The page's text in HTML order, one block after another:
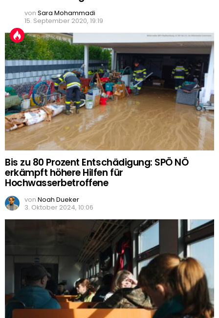
von Sara Mohammadi
15. September 2020, 19:19
Bis zu 80 Prozent Entschädigung: SPÖ NÖ
erkämpft höhere Hilfen für
Hochwasserbetroffene
von Noah Dueker
3. Oktober 2024, 10:06